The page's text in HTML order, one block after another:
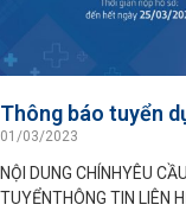
Thông báo tuyển
01/03/2023
NỘI DUNG CHÍNHYÊU
TUYỂNTHÔNG TIN